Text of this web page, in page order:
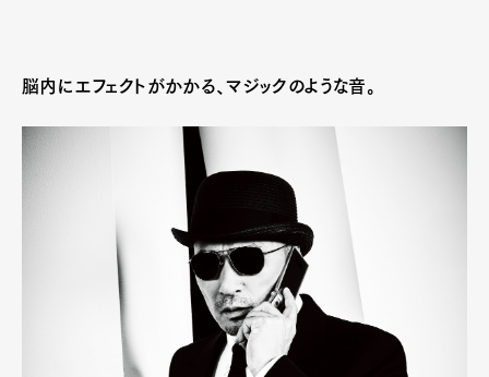
脳内にエフェクトがかかる、マジックのような音。